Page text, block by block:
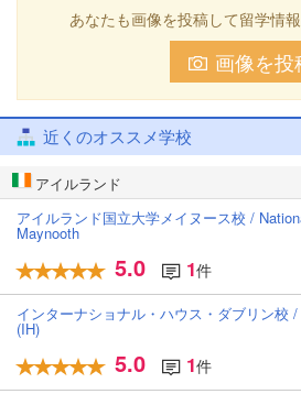
あなたも画像を投稿して留学情
画像を投
近くのオススメ学校
アイルランド
アイルランド国立大学メイヌース校 /
Maynooth
5.0 1件
インターナショナル・ハウス・ダブリン校
(IH)
5.0 1件